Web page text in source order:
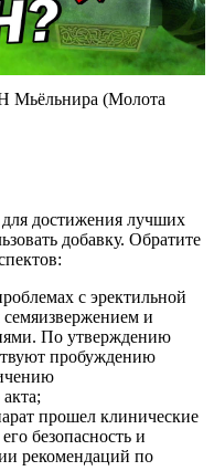
(Молота
достижения лучших
добавку. Обратите
с эректильной
и
По утверждению
пробуждению
прошел клинические
безопасность и
рекомендаций по